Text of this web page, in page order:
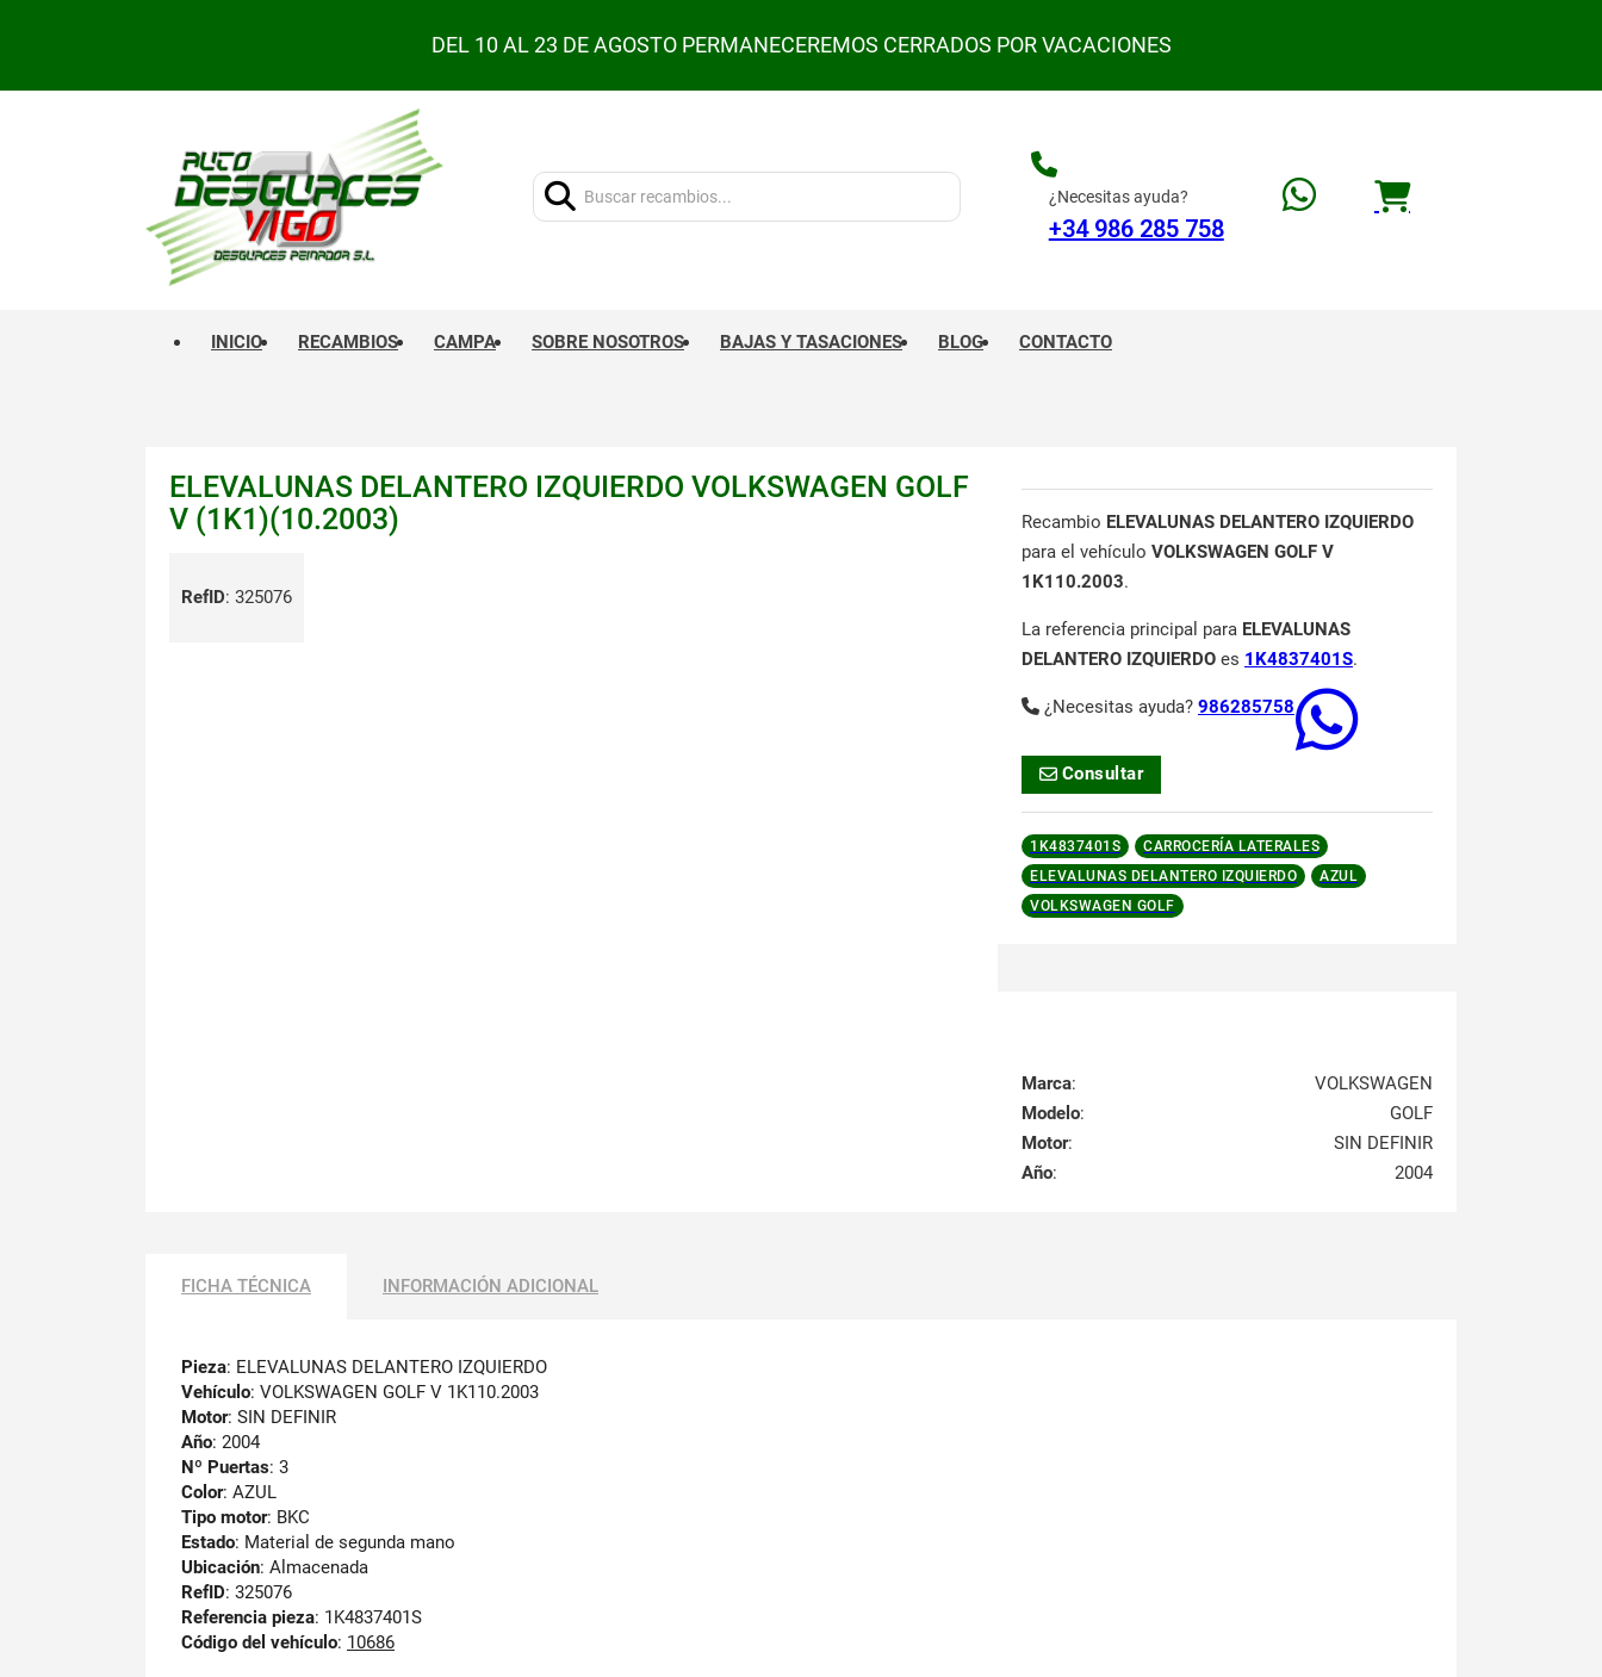
DEL 10 AL 23 DE AGOSTO PERMANECEREMOS CERRADOS POR VACACIONES
Buscar:
¿Necesitas ayuda?
+34 986 285 758
INICIO RECAMBIOS CAMPA SOBRE NOSOTROS BAJAS Y TASACIONES BLOG CONTACTO
ELEVALUNAS DELANTERO IZQUIERDO VOLKSWAGEN GOLF
V (1K1)(10.2003)
RefID: 325076
Recambio ELEVALUNAS DELANTERO IZQUIERDO
para el vehículo VOLKSWAGEN GOLF V
1K110.2003.
La referencia principal para ELEVALUNAS
DELANTERO IZQUIERDO es 1K4837401S.
¿Necesitas ayuda? 986285758
Consultar
1K4837401S
CARROCERÍA LATERALES
ELEVALUNAS DELANTERO IZQUIERDO
AZUL
VOLKSWAGEN GOLF
Marca:
VOLKSWAGEN
Modelo:
GOLF
Motor:
SIN DEFINIR
Año: 2004
FICHA TÉCNICA INFORMACIÓN ADICIONAL
Pieza: ELEVALUNAS DELANTERO IZQUIERDO
Vehículo: VOLKSWAGEN GOLF V 1K110.2003
Motor: SIN DEFINIR
Año: 2004
Nº Puertas: 3
Color: AZUL
Tipo motor: BKC
Estado: Material de segunda mano
Ubicación: Almacenada
RefID: 325076
Referencia pieza: 1K4837401S
Código del vehículo: 10686